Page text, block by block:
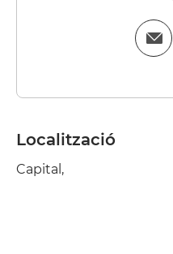
Localització
Capital,